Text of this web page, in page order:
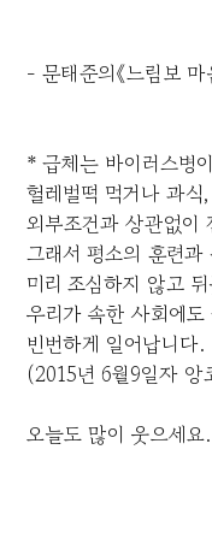
- 문태준의《느림보
* 급체는 바이러스병
헐레벌떡 먹거나 과
외부조건과 상관없이
그래서 평소의 훈련
미리 조심하지 않고
우리가 속한 사회에도
빈번하게 일어납니다.
(2015년 6월9일자 앙
오늘도 많이 웃으세요.